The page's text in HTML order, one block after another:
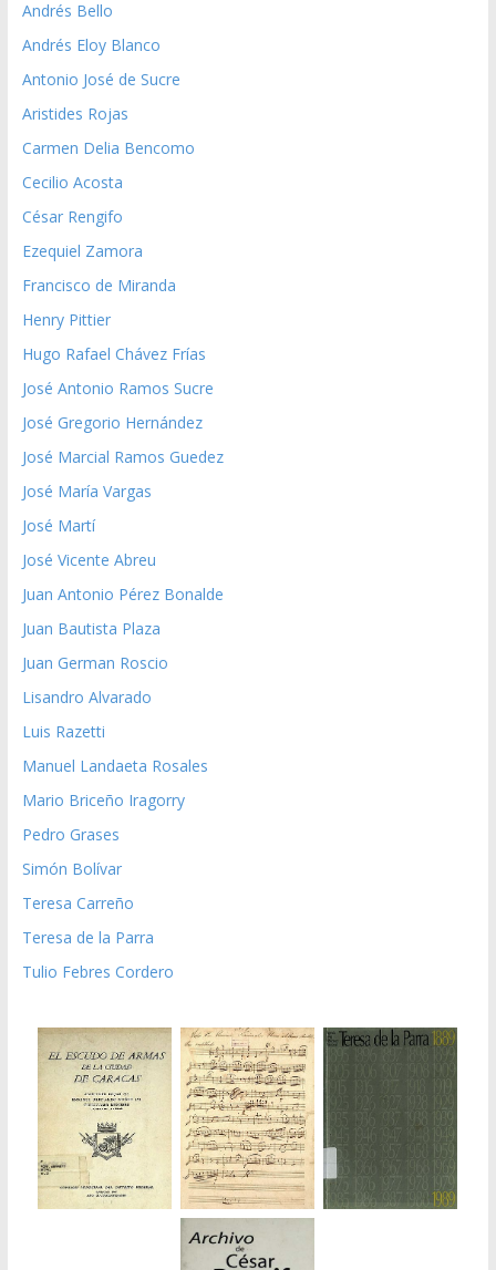
Andrés Bello
Andrés Eloy Blanco
Antonio José de Sucre
Aristides Rojas
Carmen Delia Bencomo
Cecilio Acosta
César Rengifo
Ezequiel Zamora
Francisco de Miranda
Henry Pittier
Hugo Rafael Chávez Frías
José Antonio Ramos Sucre
José Gregorio Hernández
José Marcial Ramos Guedez
José María Vargas
José Martí
José Vicente Abreu
Juan Antonio Pérez Bonalde
Juan Bautista Plaza
Juan German Roscio
Lisandro Alvarado
Luis Razetti
Manuel Landaeta Rosales
Mario Briceño Iragorry
Pedro Grases
Simón Bolívar
Teresa Carreño
Teresa de la Parra
Tulio Febres Cordero